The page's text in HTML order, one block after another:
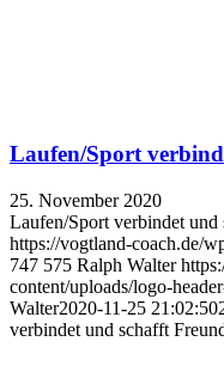
Laufen/Sport
25. November 2020
Laufen/Sport verbindet
https://vogtland-coach.de/
747 575 Ralph Walter
content/uploads/logo-
Walter2020-11-25 21:02:50
verbindet und schafft